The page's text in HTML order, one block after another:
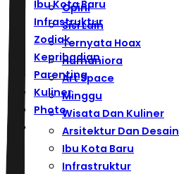
Ibu Kota Baru
Infrastruktur
Zodiak
Kepribadian
Parenting
Kuliner
Photo
Opini
Sisi Lain
Ternyata Hoax
Humaniora
Art Space
Minggu
Wisata Dan Kuliner
Arsitektur Dan Desain
Ibu Kota Baru
Infrastruktur